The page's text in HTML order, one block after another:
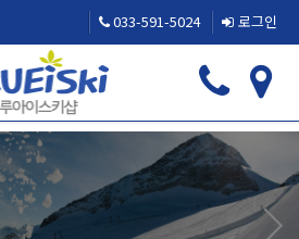
033-591-5024 로그인